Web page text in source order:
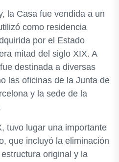
la Casa fue vendida a un
como residencia
por el Estado
mitad del siglo XIX. A
destinada a diversas
las oficinas de la Junta de
y la sede de la
tuvo lugar una importante
que incluyó la eliminación
original y la